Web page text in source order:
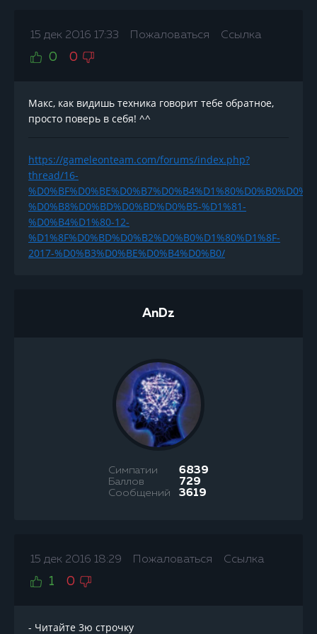
15 дек 2016 17:33 Пожаловаться Ссылка
0 0
Макс, как видишь техника говорит тебе обратное,
просто поверь в себя! ^^
https://gameleonteam.com/forums/index.php?
thread/16-
%D0%B8%D0%BD%D0%BD%D0%B5-%D1%81-
%D0%B4%D1%80-12-
%D1%8F%D0%BD%D0%B2%D0%B0%D1%80%D1%8F-
2017-%D0%B3%D0%BE%D0%B4%D0%B0/
AnDz
Симпатии 6839
Баллов 729
Сообщений 3619
15 дек 2016 18:29 Пожаловаться Ссылка
1 0
- Читайте 3ю строчку